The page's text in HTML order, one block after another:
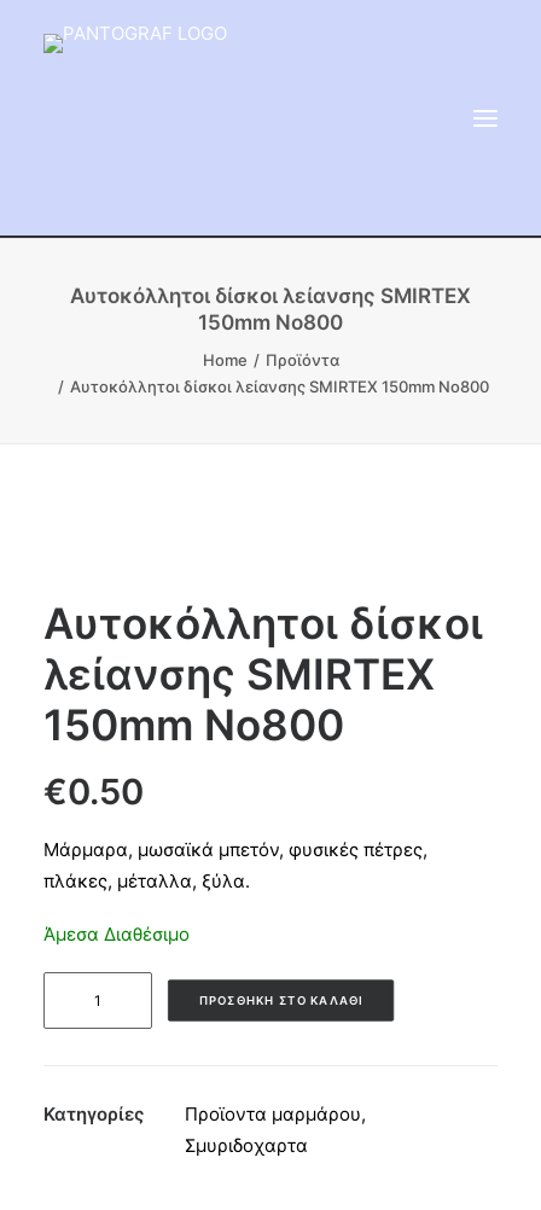
ΕΙΔΗ ΜΝΗΜΕΙΟΥ
ΑΔΑΜΑΝΤΟΦΟΡΟΙ ΔΙΣΚΟΙ
ΠΡΟΪΟΝΤΑ ΜΑΡΜΆΡΟΥ
search
CART
Αυτοκόλλητοι δίσκοι λείανσης SMIRTEX
150mm No800
Home
Προϊόντα
Αυτοκόλλητοι δίσκοι λείανσης SMIRTEX 150mm No800
Αυτοκόλλητοι δίσκοι
λείανσης SMIRTEX
150mm No800
€0.50
Μάρμαρα, μωσαϊκά μπετόν, φυσικές πέτρες,
πλάκες, μέταλλα, ξύλα.
Άμεσα Διαθέσιμο
150mm
ΠΡΟΣΘΉΚΗ ΣΤΟ ΚΑΛΆΘΙ
Κατηγορίες Προϊοντα μαρμάρου,
Σμυριδοχαρτα